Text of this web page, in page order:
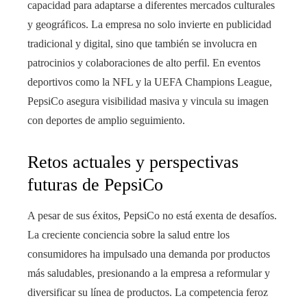
capacidad para adaptarse a diferentes mercados culturales
y geográficos. La empresa no solo invierte en publicidad
tradicional y digital, sino que también se involucra en
patrocinios y colaboraciones de alto perfil. En eventos
deportivos como la NFL y la UEFA Champions League,
PepsiCo asegura visibilidad masiva y vincula su imagen
con deportes de amplio seguimiento.
Retos actuales y perspectivas
futuras de PepsiCo
A pesar de sus éxitos, PepsiCo no está exenta de desafíos.
La creciente conciencia sobre la salud entre los
consumidores ha impulsado una demanda por productos
más saludables, presionando a la empresa a reformular y
diversificar su línea de productos. La competencia feroz